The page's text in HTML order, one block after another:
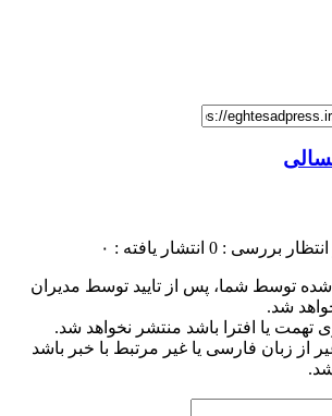
بررسی : 0 انتشار یافته : ۰
توسط شما، پس از تایید توسط مدیران
شد.
تهمت یا افترا باشد منتشر نخواهد شد.
از زبان فارسی یا غیر مرتبط با خبر باشد